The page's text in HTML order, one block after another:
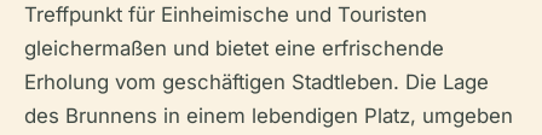
Treffpunkt für Einheimische und Touristen
gleichermaßen und bietet eine erfrischende
Erholung vom geschäftigen Stadtleben. Die Lage
des Brunnens in einem lebendigen Platz, umgeben